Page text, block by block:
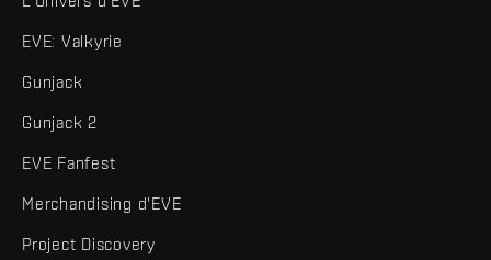
EVE: Valkyrie
Gunjack
Gunjack 2
EVE Fanfest
Merchandising d'EVE
Project Discovery